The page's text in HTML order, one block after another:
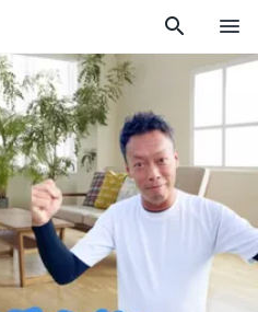
search menu